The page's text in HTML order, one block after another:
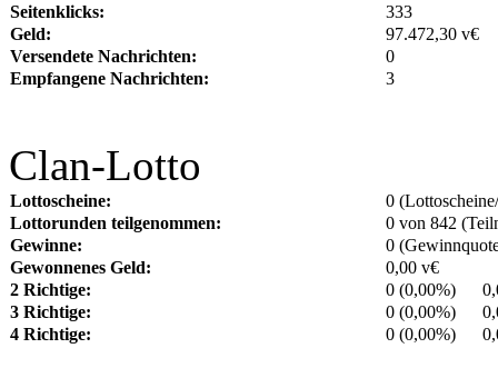
Seitenklicks:
333
Geld:
97.472,30 v€
Versendete Nachrichten:
0
Empfangene Nachrichten:
3
Clan-Lotto
Lottoscheine:
0
Lottorunden teilgenommen:
0 von 842
Gewinne:
0
Gewonnenes Geld:
0,00 v€
2 Richtige:
0 (0,00%)
3 Richtige:
0 (0,00%)
4 Richtige:
0 (0,00%)